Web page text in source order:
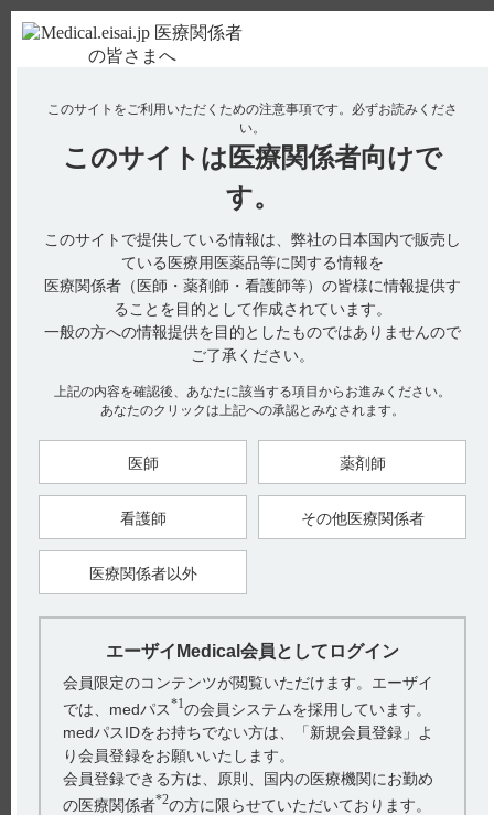
使用期限検索 Drug Information
No : 20749
【レケンビ】 インフルエンザやＣＯＶＩＤ
₋19（新型コロナウイルス）、肺炎球菌のワクチン
を接種することはできますか？ どのくらい期間を
空ければよいですか？
【レケンビ】
インフルエンザやＣＯＶＩＤ₋19（新型コロナウイルス）、肺
炎球菌のワクチンを接種することはできますか？
どのくらい期間を空ければよいですか？
電子添文上、ワクチン接種に関する注意記載や投与間隔に関す
る記載はございません。（引用1）
なお、投与される患者の多くは65歳以上の高齢者です。65歳以
上の高齢者では、肺炎球菌、インフルエンザ、新型コロナウイ
ルスのワクチン接種が望ましいとされています。（引用2）
種について以下のように規定されていました。（引用3）
クチンは、治験薬1回目の投与の少なくとも2週間前、または治
チンを接種してもよいが、前回の点滴から少なくとも7日後、
次の点滴の少なくとも7日前に接種するようなタイミングにす
ること。
被験者が治療期間中（無作為化期又は延長期）の3回目の治験
薬点滴の前にCOVID-19ワクチン接種を受けることが予定され
ている状況では、COVID-19ワクチン接種日から少なくとも7日
後に治験薬点滴の受診が行われるようにあらゆる努力を払うこ
と。その後、治験責任医師の臨床的判断により、COVID-19接
種から治験薬投与までの期間を7日未満に短縮することができ
このサイトをご利用いただくための注意事項です。 必ずお読みくださ
い。
このサイトは 医療関係者向けで
す。
このサイトで提供している情報は、弊社の日本国内で販売し
ている医療用医薬品等に関する情報を
医療関係者（医師・薬剤師・看護師等）の皆様に情報提供す
ることを目的として作成されています。
一般の方への情報提供を目的としたものではありませんので
ご了承ください。
上記の内容を確認後、あなたに該当する項目からお進みください。
あなたのクリックは上記への承認とみなされます。
医師 薬剤師
看護師 その他医療関係者
医療関係者以外
エーザイMedical会員としてログイン
会員限定のコンテンツが閲覧いただけます。エーザイ
では、medパス*1の会員システムを採用しています。
medパスIDをお持ちでない方は、「新規会員登録」よ
り会員登録をお願いいたします。
会員登録できる方は、原則、国内の医療機関にお勤め
の医療関係者*2の方に限らせていただいております。